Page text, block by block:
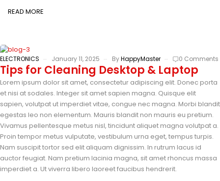
READ MORE
ELECTRONICS January 11, 2025 ByHappyMaster 0 Comments
Tips for Cleaning Desktop & Laptop
Lorem ipsum dolor sit amet, consectetur adipiscing elit. Donec porta
et nisi at sodales. Integer sit amet sapien magna. Quisque elit
sapien, volutpat ut imperdiet vitae, congue nec magna. Morbi blandit
egestas leo non elementum. Mauris blandit non mauris eu pretium.
Vivamus pellentesque metus nisl, tincidunt aliquet magna volutpat a.
Proin tempor metus vulputate, vestibulum urna eget, tempus turpis.
Nam suscipit tortor sed elit aliquam dignissim. In rutrum lacus id
auctor feugiat. Nam pretium lacinia magna, sit amet rhoncus massa
imperdiet a. Ut viverra libero laoreet faucibus hendrerit.